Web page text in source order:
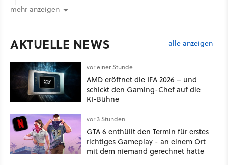
mehr anzeigen
AKTUELLE NEWS alle anzeigen
vor einer Stunde
AMD eröffnet die IFA 2026 – und
schickt den Gaming-Chef auf die
KI-Bühne
vor 3 Stunden
GTA 6 enthüllt den Termin für erstes
richtiges Gameplay - an einem Ort
mit dem niemand gerechnet hatte